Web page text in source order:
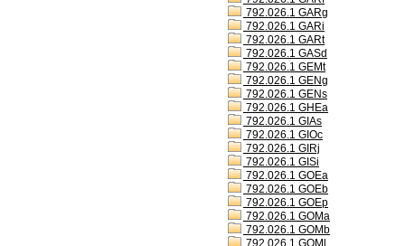
792.026.1 GARg
792.026.1 GARi
792.026.1 GARt
792.026.1 GASd
792.026.1 GEMt
792.026.1 GENg
792.026.1 GENs
792.026.1 GHEa
792.026.1 GIAs
792.026.1 GIOc
792.026.1 GIRj
792.026.1 GISi
792.026.1 GOEa
792.026.1 GOEb
792.026.1 GOEp
792.026.1 GOMa
792.026.1 GOMb
792.026.1 GOMl